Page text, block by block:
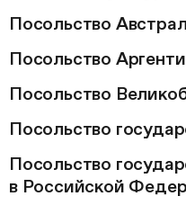
Посольство
Посольство
Посольство
Посольство
Посольство
в Российской